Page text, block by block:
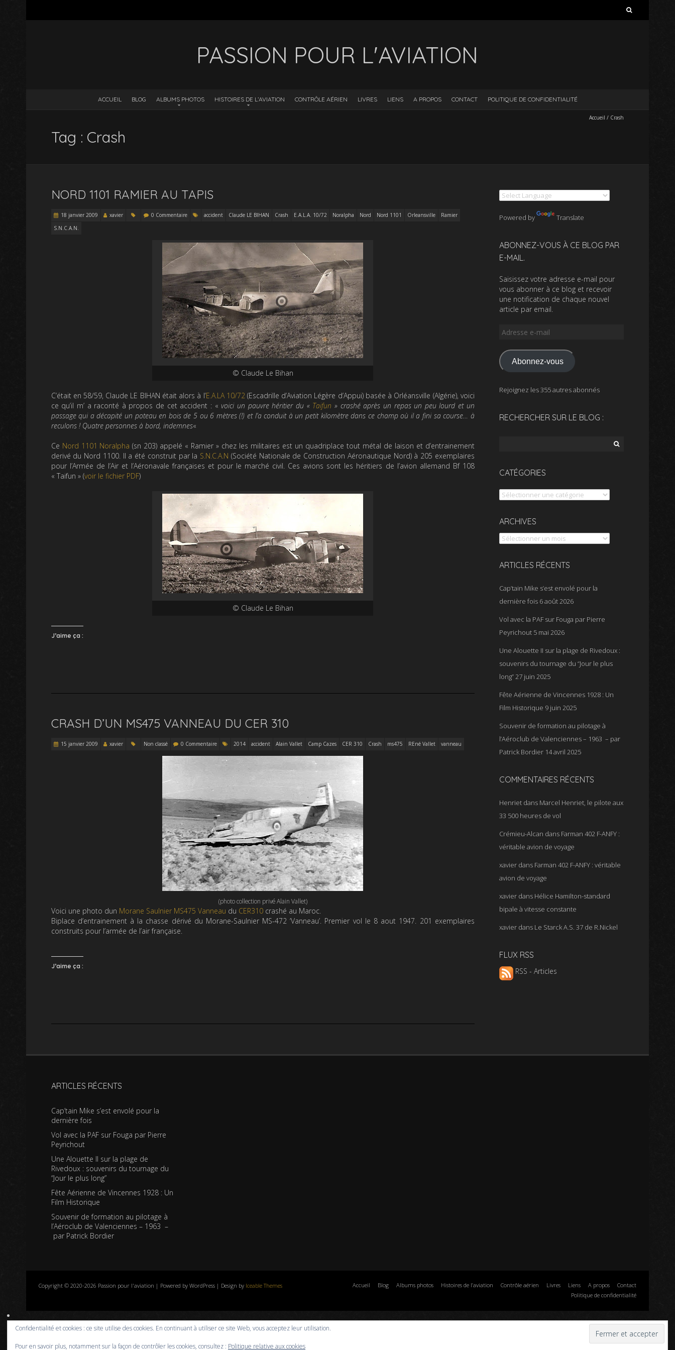
PASSION POUR L'AVIATION
ACCUEIL BLOG ALBUMS PHOTOS HISTOIRES DE L’AVIATION CONTRÔLE AÉRIEN LIVRES LIENS A PROPOS CONTACT POLITIQUE DE CONFIDENTIALITÉ
Accueil / Crash
Tag : Crash
NORD 1101 RAMIER AU TAPIS
18 janvier 2009 xavier 0 Commentaire accident Claude LE BIHAN Crash E.A.L.A. 10/72 Noralpha Nord Nord 1101 Orleansville
Ramier
S.N.C.A.N.
© Claude Le Bihan
C’était en 58/59, Claude LE BIHAN était alors à l’E.A.LA 10/72(Escadrille d’Aviation Légère d’Appui) basée à Orléansville (Algérie), voici
ce qu’il m’ a raconté à propos de cet accident : «voici un pauvre héritier du « Taifun » crashé après un repas un peu lourd et un
passage qui a décapité un poteau en bois de 5 ou 6 mètres (!) et l’a conduit à un petit kilomètre dans ce champ où il a fini sa course… à
reculons ! Quatre personnes à bord, indemnes«
Ce Nord 1101 Noralpha (sn 203) appelé « Ramier » chez les militaires est un quadriplace tout métal de laison et d’entrainement
derivé du Nord 1100. Il a été construit par la S.N.C.A.N (Société Nationale de Construction Aéronautique Nord) à 205 exemplaires
pour l’Armée de l’Air et l’Aéronavale françaises et pour le marché civil. Ces avions sont les héritiers de l’avion allemand Bf 108
« Taifun » (voir le fichier PDF)
© Claude Le Bihan
J’aime ça :
CRASH D’UN MS475 VANNEAU DU CER 310
15 janvier 2009 xavier Non classé 0 Commentaire 2014 accident Alain Vallet Camp Cazes CER 310 Crash ms475 REné Vallet vanneau
(photo collection privé Alain Vallet)
Voici une photo dun Morane Saulnier MS475 Vanneau du CER310crashé au Maroc.
Biplace d’entrainement à la chasse dérivé du Morane-Saulnier MS-472 ‘Vanneau’. Premier vol le 8 aout 1947. 201 exemplaires
construits pour l’armée de l’air française.
J’aime ça :
Powered by Translate
ABONNEZ-VOUS À CE BLOG PAR
E-MAIL.
Saisissez votre adresse e-mail pour
vous abonner à ce blog et recevoir
une notification de chaque nouvel
article par email.
Adresse
mail
Abonnez-vous
Rejoignez les 355 autres abonnés
RECHERCHER SUR LE BLOG :
CATÉGORIES
Catégories
ARCHIVES
Archives
ARTICLES RÉCENTS
Cap’tain Mike s’est envolé pour la
dernière fois 6 août 2026
Vol avec la PAF sur Fouga par Pierre
Peyrichout 5 mai 2026
Une Alouette II sur la plage de Rivedoux :
souvenirs du tournage du “Jour le plus
long”27 juin 2025
Fête Aérienne de Vincennes 1928 : Un
Film Historique 9 juin 2025
Souvenir de formation au pilotage à
l’Aéroclub de Valenciennes – 1963 – par
Patrick Bordier 14 avril 2025
COMMENTAIRES RÉCENTS
Henriet dans Marcel Henriet, le pilote aux
33 500 heures de vol
Crémieu-Alcan dans Farman 402 F-ANFY :
véritable avion de voyage
xavier dans Farman 402 F-ANFY : véritable
avion de voyage
xavier dans Hélice Hamilton-standard
bipale à vitesse constante
xavier dans Le Starck A.S. 37 de R.Nickel
FLUX RSS
RSS - Articles
ARTICLES RÉCENTS
Cap’tain Mike s’est envolé pour la
dernière fois
Vol avec la PAF sur Fouga par Pierre
Peyrichout
Une Alouette II sur la plage de
Rivedoux : souvenirs du tournage du
“Jour le plus long”
Fête Aérienne de Vincennes 1928 : Un
Film Historique
Souvenir de formation au pilotage à
l’Aéroclub de Valenciennes – 1963 –
par Patrick Bordier
Copyright © 2020-2026 Passion pour l'aviation | Powered by WordPress | Design by Iceable Themes Accueil Blog Albums photos Histoires de l’aviation Contrôle aérien Livres Liens A propos
Contact
Politique de confidentialité
Confidentialité et cookies : ce site utilise des cookies. En continuant à utiliser ce site Web, vous acceptez leur utilisation.
Pour en savoir plus, notamment sur la façon de contrôler les cookies, consultez : Politique relative aux cookies